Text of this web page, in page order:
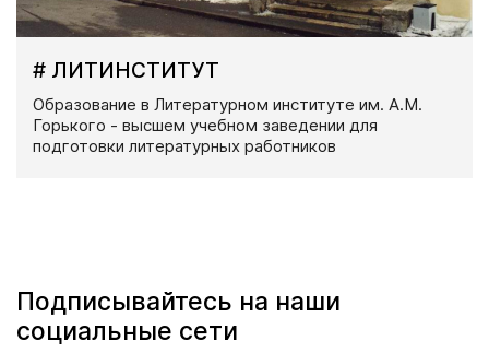
# ЛИТИНСТИТУТ
Образование в Литературном институте им. А.М.
Горького - высшем учебном заведении для
подготовки литературных работников
Подписывайтесь на наши
социальные сети